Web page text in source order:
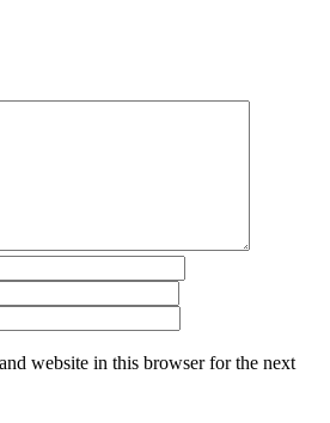
website in this browser for the next